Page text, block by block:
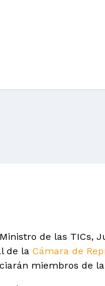
de las TICs,
de la Cámara de
miembros de